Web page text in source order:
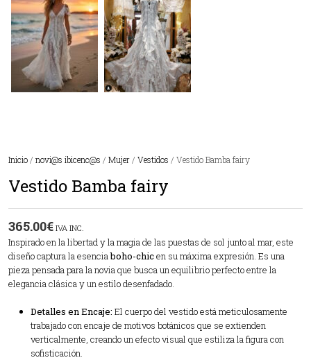
Inicio / novi@s ibicenc@s / Mujer / Vestidos / Vestido Bamba fairy
Vestido Bamba fairy
365.00€ IVA INC.
Inspirado en la libertad y la magia de las puestas de sol junto al mar, este
diseño captura la esenciaboho-chicen su máxima expresión. Es una
pieza pensada para la novia que busca un equilibrio perfecto entre la
elegancia clásica y un estilo desenfadado.
Detalles en Encaje: El cuerpo del vestido está meticulosamente
trabajado con encaje de motivos botánicos que se extienden
verticalmente, creando un efecto visual que estiliza la figura con
sofisticación.